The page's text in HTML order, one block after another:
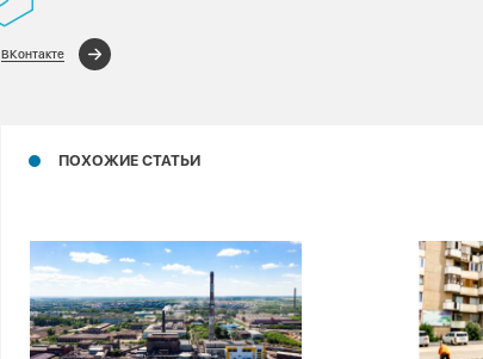
ВКонтакте
ПОХОЖИЕ СТАТЬИ